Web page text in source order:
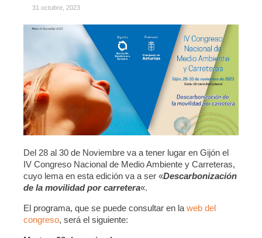
31 octubre, 2023
Del 28 al 30 de Noviembre va a tener lugar en Gijón el
IV Congreso Nacional de Medio Ambiente y Carreteras,
cuyo lema en esta edición va a ser «Descarbonización
de la movilidad por carretera«.
El programa, que se puede consultar en la web del
congreso, será el siguiente: